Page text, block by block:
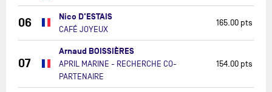
06 Nico D'ESTAIS
CAFÉ JOYEUX
165.00 pts
07
Arnaud BOISSIÈRES
APRIL MARINE - RECHERCHE CO-
PARTENAIRE
154.00 pts